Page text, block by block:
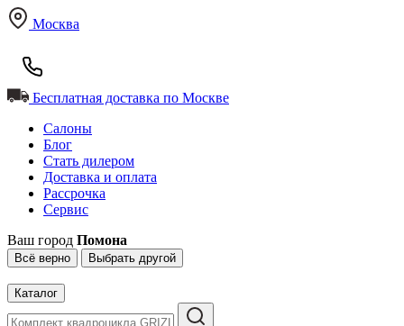
Москва
Бесплатная доставка по Москве
Салоны
Блог
Стать дилером
Доставка и оплата
Рассрочка
Сервис
Ваш город Помона
Всё верно Выбрать другой
Каталог